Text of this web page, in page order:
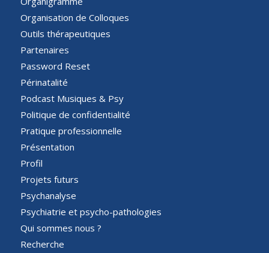
Organisation de Colloques
Outils thérapeutiques
Partenaires
Password Reset
Périnatalité
Podcast Musiques & Psy
Politique de confidentialité
Pratique professionnelle
Présentation
Profil
Projets futurs
Psychanalyse
Psychiatrie et psycho-pathologies
Qui sommes nous ?
Recherche